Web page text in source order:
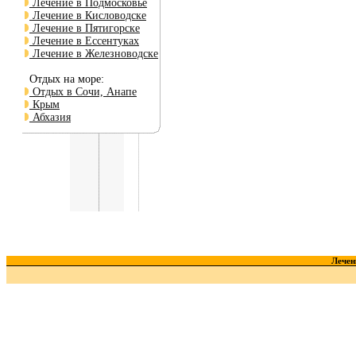
Лечение в Подмосковье
Лечение в Кисловодске
Лечение в Пятигорске
Лечение в Ессентуках
Лечение в Железноводске
Отдых на море:
Отдых в Сочи, Анапе
Крым
Абхазия